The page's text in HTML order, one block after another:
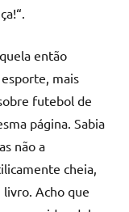
então
mais
futebol de
página. Sabia
não a
cheia,
Acho que